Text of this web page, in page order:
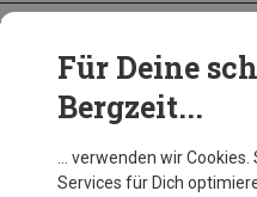
Für Deine
Bergzeit...
… verwenden wir
Services für Dich